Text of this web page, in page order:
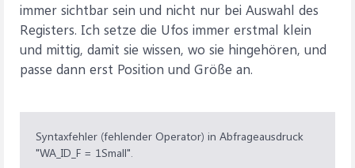
immer sichtbar sein und nicht nur bei Auswahl des
Registers. Ich setze die Ufos immer erstmal klein
und mittig, damit sie wissen, wo sie hingehören, und
passe dann erst Position und Größe an.
Syntaxfehler (fehlender Operator) in Abfrageausdruck
"WA_ID_F = 1Small".